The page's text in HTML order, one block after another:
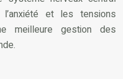
et les tensions
meilleure gestion des